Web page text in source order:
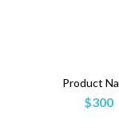
Product
$300